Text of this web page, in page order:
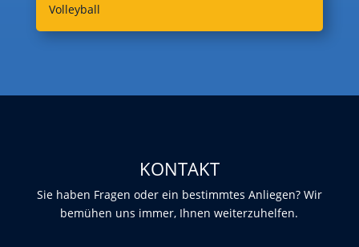
Volleyball
KONTAKT
Sie haben Fragen oder ein bestimmtes Anliegen? Wir
bemühen uns immer, Ihnen weiterzuhelfen.